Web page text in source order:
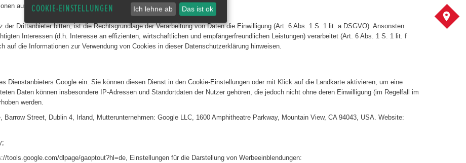
aus anderen Quellen verbunden werden.
Drittanbieter bitten, ist die Rechtsgrundlage der Verarbeitung von Daten die Einwilligung (Art. 6 Abs. 1 S. 1 lit. a DSGVO). Ansonsten
Interessen (d.h. Interesse an effizienten, wirtschaftlichen und empfängerfreundlichen Leistungen) verarbeitet (Art. 6 Abs. 1 S. 1 lit. f
auf die Informationen zur Verwendung von Cookies in dieser Datenschutzerklärung hinweisen.
Dienstanbieters Google ein. Sie können diesen Dienst in den Cookie-Einstellungen oder mit Klick auf die Landkarte aktivieren, um eine
Daten können insbesondere IP-Adressen und Standortdaten der Nutzer gehören, die jedoch nicht ohne deren Einwilligung (im Regelfall im
werden.
Street, Dublin 4, Irland, Mutterunternehmen: Google LLC, 1600 Amphitheatre Parkway, Mountain View, CA 94043, USA. Website:
tools.google.com/dlpage/gaoptout?hl=de, Einstellungen für die Darstellung von Werbeeinblendungen:
COOKIE-EINSTELLUNGEN Ich lehne ab Das ist ok